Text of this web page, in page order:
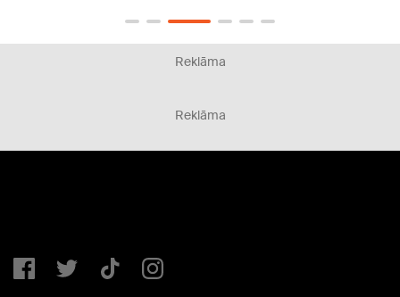
Reklāma
Reklāma